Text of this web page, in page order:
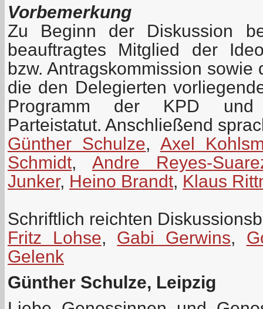
Vorbemerkung
Zu Beginn der Diskussion
beauftragtes Mitglied der
bzw. Antragskommission sowie
die den Delegierten
Programm der KPD und
Parteistatut. Anschließend
Günther Schulze, Axel
Schmidt, Andre Reyes-
Junker, Heino Brandt, Klaus
Schriftlich reichten
Fritz Lohse, Gabi Gerwins,
Gelenk
Günther Schulze, Leipzig